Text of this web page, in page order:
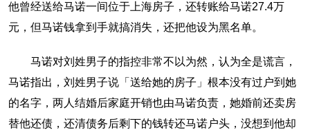
他曾经送给马诺一间位于上海房子，还转账给马诺27.4万
元，但马诺钱拿到手就搞消失，还把他设为黑名单。
马诺对刘姓男子的指控非常不以为然，认为全是谎言，
马诺指出，刘姓男子说「送给她的房子」根本没有过户到她
的名字，两人结婚后家庭开销也由马诺负责，她婚前还卖房
替他还债，还清债务后剩下的钱转还马诺户头，没想到他却